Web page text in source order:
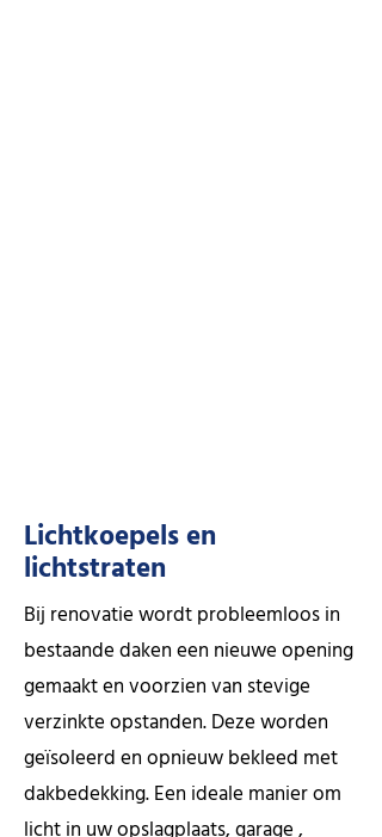
Lichtkoepels en
lichtstraten
Bij renovatie wordt probleemloos in
bestaande daken een nieuwe opening
gemaakt en voorzien van stevige
verzinkte opstanden. Deze worden
geïsoleerd en opnieuw bekleed met
dakbedekking. Een ideale manier om
licht in uw opslagplaats, garage ,